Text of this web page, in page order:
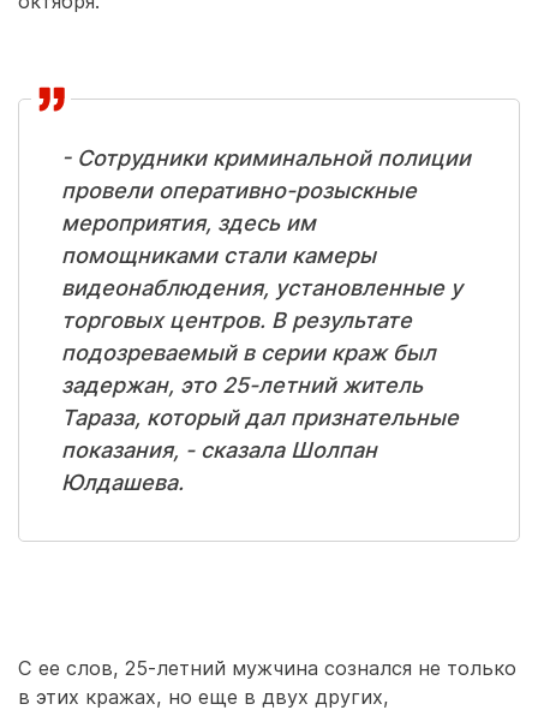
- Сотрудники криминальной полиции
провели оперативно-розыскные
мероприятия, здесь им
помощниками стали камеры
видеонаблюдения, установленные у
торговых центров. В результате
подозреваемый в серии краж был
задержан, это 25-летний житель
Тараза, который дал признательные
показания, - сказала Шолпан
Юлдашева.
С ее слов, 25-летний мужчина сознался не только
в этих кражах, но еще в двух других,